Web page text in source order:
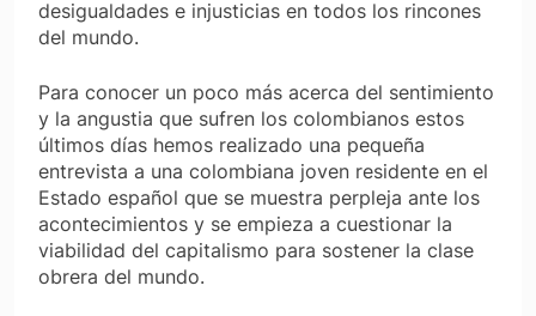
desigualdades e injusticias en todos los rincones
del mundo.
Para conocer un poco más acerca del sentimiento
y la angustia que sufren los colombianos estos
últimos días hemos realizado una pequeña
entrevista a una colombiana joven residente en el
Estado español que se muestra perpleja ante los
acontecimientos y se empieza a cuestionar la
viabilidad del capitalismo para sostener la clase
obrera del mundo.